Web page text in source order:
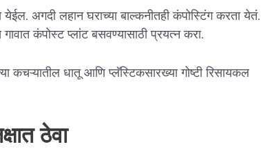
अगदी लहान घराच्या बाल्कनीतही कंपोस्टिंग करता येतं.
कंपोस्ट प्लांट बसवण्यासाठी प्रयत्न करा.
कचऱ्यातील धातू आणि प्लॅस्टिकसारख्या गोष्टी रिसायकल
ठेवा